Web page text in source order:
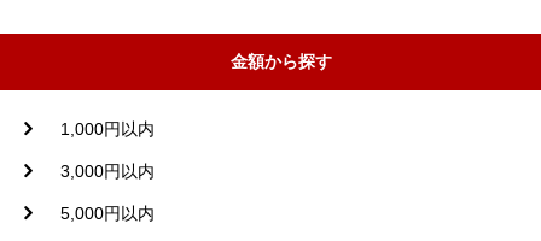
金額から探す
1,000円以内
3,000円以内
5,000円以内